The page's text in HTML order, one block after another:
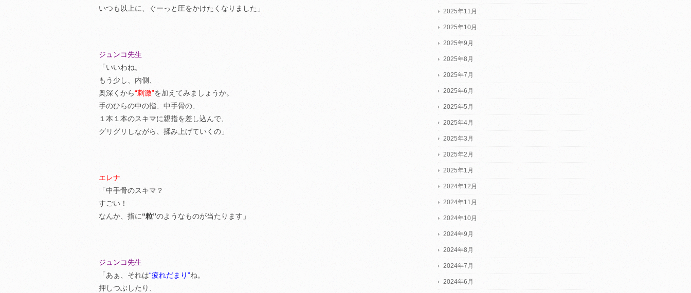
いつも以上に、ぐーっと圧をかけたくなりました」
ジュンコ先生
「いいわね。
もう少し、内側、
奥深くから“刺激”を加えてみましょうか。
手のひらの中の指、中手骨の、
１本１本のスキマに親指を差し込んで、
グリグリしながら、揉み上げていくの」
エレナ
「中手骨のスキマ？
すごい！
なんか、指に“粒”のようなものが当たります」
ジュンコ先生
「あぁ、それは“疲れだまり”ね。
押しつぶしたり、
2025年11月
2025年10月
2025年9月
2025年8月
2025年7月
2025年6月
2025年5月
2025年4月
2025年3月
2025年2月
2025年1月
2024年12月
2024年11月
2024年10月
2024年9月
2024年8月
2024年7月
2024年6月